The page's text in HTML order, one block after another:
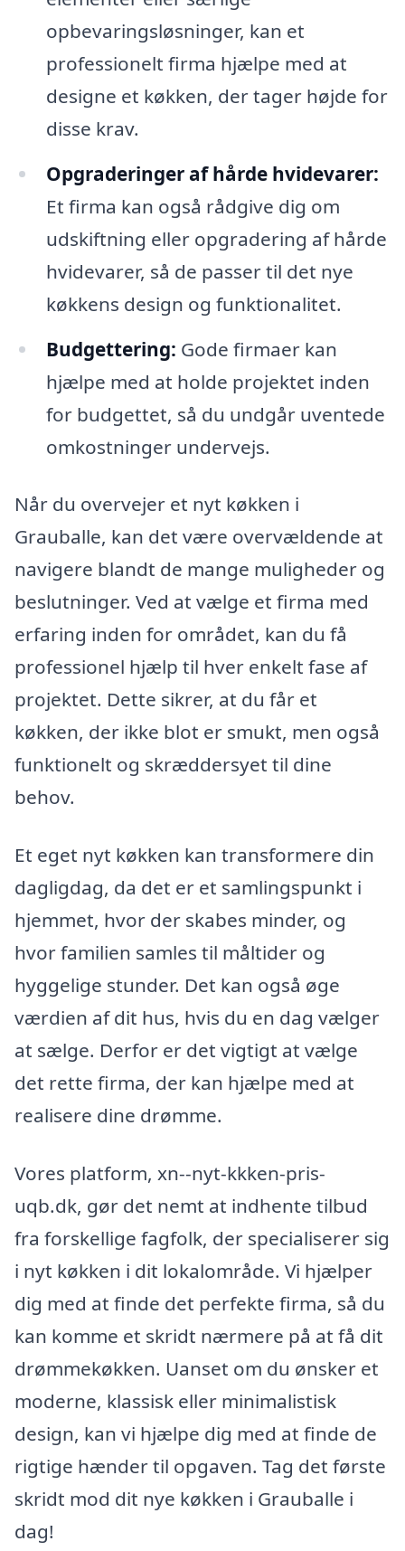
opbevaringsløsninger, kan et
professionelt firma hjælpe med at
designe et køkken, der tager højde for
disse krav.
Opgraderinger af hårde hvidevarer:
Et firma kan også rådgive dig om
udskiftning eller opgradering af hårde
hvidevarer, så de passer til det nye
køkkens design og funktionalitet.
Budgettering: Gode firmaer kan
hjælpe med at holde projektet inden
for budgettet, så du undgår uventede
omkostninger undervejs.
Når du overvejer et nyt køkken i
Grauballe, kan det være overvældende at
navigere blandt de mange muligheder og
beslutninger. Ved at vælge et firma med
erfaring inden for området, kan du få
professionel hjælp til hver enkelt fase af
projektet. Dette sikrer, at du får et
køkken, der ikke blot er smukt, men også
funktionelt og skræddersyet til dine
behov.
Et eget nyt køkken kan transformere din
dagligdag, da det er et samlingspunkt i
hjemmet, hvor der skabes minder, og
hvor familien samles til måltider og
hyggelige stunder. Det kan også øge
værdien af dit hus, hvis du en dag vælger
at sælge. Derfor er det vigtigt at vælge
det rette firma, der kan hjælpe med at
realisere dine drømme.
Vores platform, xn--nyt-kkken-pris-
uqb.dk, gør det nemt at indhente tilbud
fra forskellige fagfolk, der specialiserer sig
i nyt køkken i dit lokalområde. Vi hjælper
dig med at finde det perfekte firma, så du
kan komme et skridt nærmere på at få dit
drømmekøkken. Uanset om du ønsker et
moderne, klassisk eller minimalistisk
design, kan vi hjælpe dig med at finde de
rigtige hænder til opgaven. Tag det første
skridt mod dit nye køkken i Grauballe i
dag!